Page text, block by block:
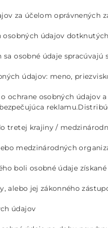
za účelom oprávnených
osobných údajov
osobné údaje spracúvajú
údajov: meno,
o ochrane osobných
tretej krajiny /
medzinárodných
boli osobné údaje získané
alebo jej zákonného
údajov